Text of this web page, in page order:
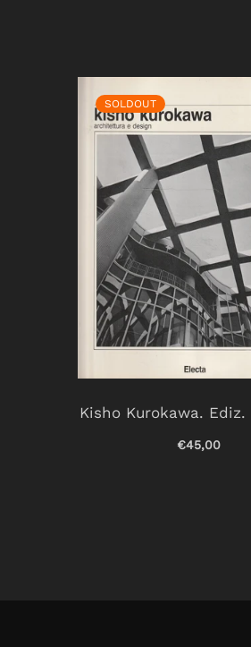
SOLDOUT
Kisho Kurokawa.
€45,00